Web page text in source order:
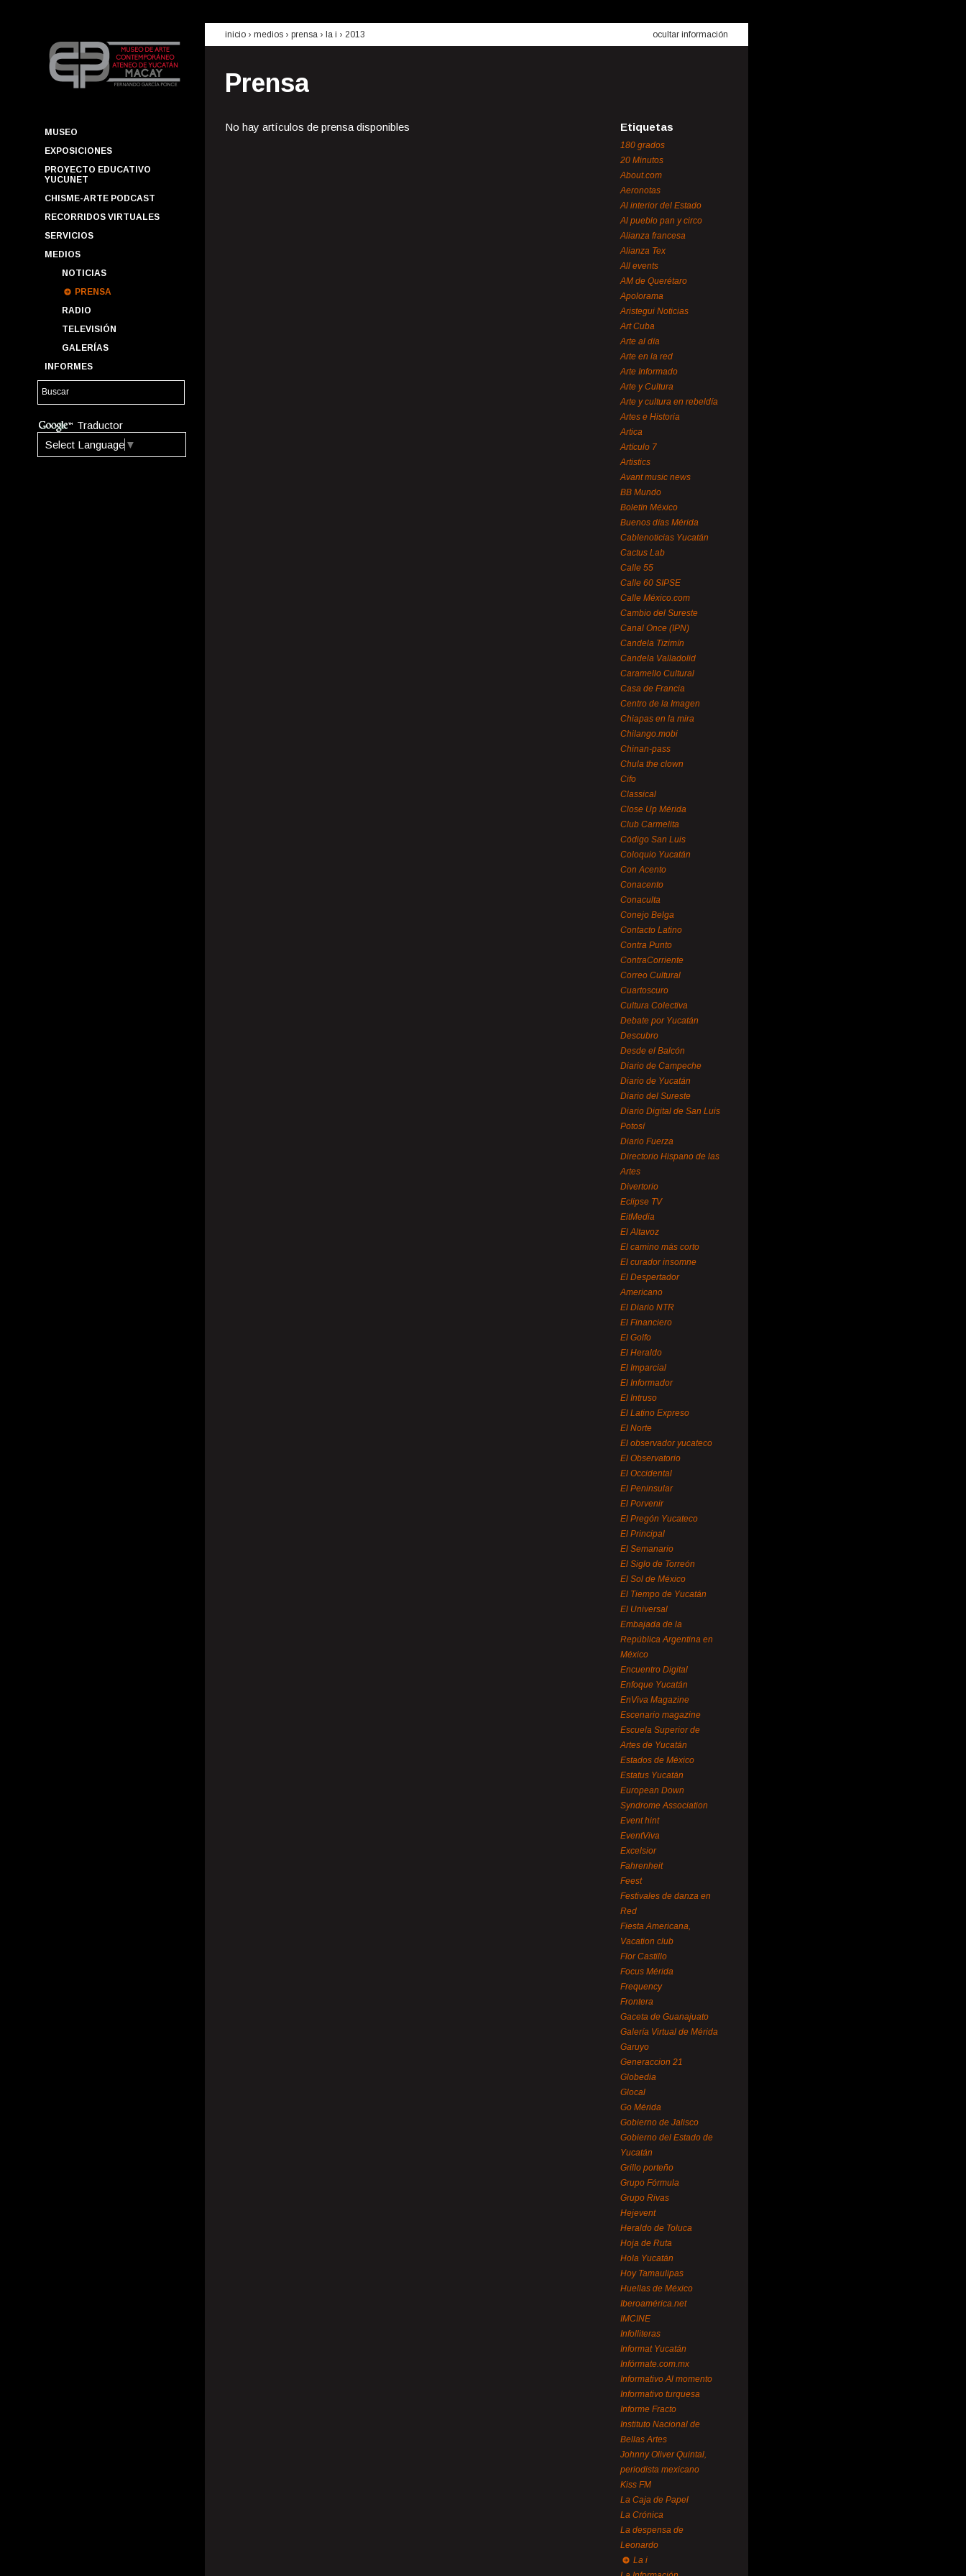
MUSEO
EXPOSICIONES
PROYECTO EDUCATIVO
YUCUNET
CHISME-ARTE PODCAST
RECORRIDOS VIRTUALES
SERVICIOS
MEDIOS
NOTICIAS
PRENSA
RADIO
TELEVISIÓN
GALERÍAS
INFORMES
Traductor
Select Language ▼
inicio › medios › prensa › la i › 2013 ocultar información
Prensa
No hay artículos de prensa disponibles Etiquetas
180 grados
20 Minutos
About.com
Aeronotas
Al interior del Estado
Al pueblo pan y circo
Alianza francesa
Alianza Tex
All events
AM de Querétaro
Apolorama
Aristegui Noticias
Art Cuba
Arte al día
Arte en la red
Arte Informado
Arte y Cultura
Arte y cultura en rebeldía
Artes e Historia
Artica
Artículo 7
Artistics
Avant music news
BB Mundo
Boletín México
Buenos días Mérida
Cablenoticias Yucatán
Cactus Lab
Calle 55
Calle 60 SIPSE
Calle México.com
Cambio del Sureste
Canal Once (IPN)
Candela Tizimín
Candela Valladolid
Caramello Cultural
Casa de Francia
Centro de la Imagen
Chiapas en la mira
Chilango.mobi
Chinan-pass
Chula the clown
Cifo
Classical
Close Up Mérida
Club Carmelita
Código San Luis
Coloquio Yucatán
Con Acento
Conacento
Conaculta
Conejo Belga
Contacto Latino
Contra Punto
ContraCorriente
Correo Cultural
Cuartoscuro
Cultura Colectiva
Debate por Yucatán
Descubro
Desde el Balcón
Diario de Campeche
Diario de Yucatán
Diario del Sureste
Diario Digital de San Luis
Potosí
Diario Fuerza
Directorio Hispano de las
Artes
Divertorio
Eclipse TV
EitMedia
El Altavoz
El camino más corto
El curador insomne
El Despertador
Americano
El Diario NTR
El Financiero
El Golfo
El Heraldo
El Imparcial
El Informador
El Intruso
El Latino Expreso
El Norte
El observador yucateco
El Observatorio
El Occidental
El Peninsular
El Porvenir
El Pregón Yucateco
El Principal
El Semanario
El Siglo de Torreón
El Sol de México
El Tiempo de Yucatán
El Universal
Embajada de la
República Argentina en
México
Encuentro Digital
Enfoque Yucatán
EnViva Magazine
Escenario magazine
Escuela Superior de
Artes de Yucatán
Estados de México
Estatus Yucatán
European Down
Syndrome Association
Event hint
EventViva
Excelsior
Fahrenheit
Feest
Festivales de danza en
Red
Fiesta Americana,
Vacation club
Flor Castillo
Focus Mérida
Frequency
Frontera
Gaceta de Guanajuato
Galería Virtual de Mérida
Garuyo
Generaccion 21
Globedia
Glocal
Go Mérida
Gobierno de Jalisco
Gobierno del Estado de
Yucatán
Grillo porteño
Grupo Fórmula
Grupo Rivas
Hejevent
Heraldo de Toluca
Hoja de Ruta
Hola Yucatán
Hoy Tamaulipas
Huellas de México
Iberoamérica.net
IMCINE
Infolliteras
Informat Yucatán
Infórmate.com.mx
Informativo Al momento
Informativo turquesa
Informe Fracto
Instituto Nacional de
Bellas Artes
Johnny Oliver Quintal,
periodista mexicano
Kiss FM
La Caja de Papel
La Crónica
La despensa de
Leonardo
La i